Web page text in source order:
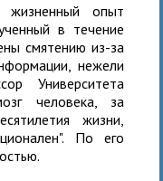
опыт
в течение
смятению из-за
нежели
Университета
человека, за
жизни,
По его